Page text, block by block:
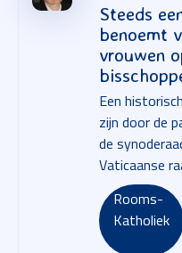
Steeds
benoemt
vrouwen
Een
zijn door de
de
Vaticaanse
Rooms-
Katholiek